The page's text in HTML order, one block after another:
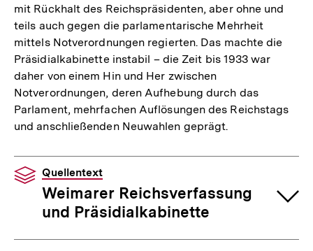
mit Rückhalt des Reichspräsidenten, aber ohne und
teils auch gegen die parlamentarische Mehrheit
mittels Notverordnungen regierten. Das machte die
Präsidialkabinette instabil – die Zeit bis 1933 war
daher von einem Hin und Her zwischen
Notverordnungen, deren Aufhebung durch das
Parlament, mehrfachen Auflösungen des Reichstags
und anschließenden Neuwahlen geprägt.
Quellentext
Weimarer Reichsverfassung
und Präsidialkabinette